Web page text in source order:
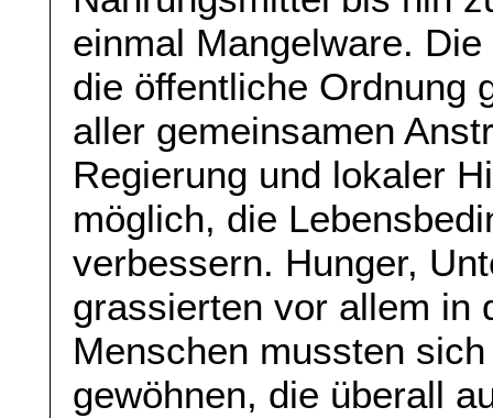
einmal Mangelware.
die öffentliche Ordnung
aller gemeinsamen
Regierung und lokaler
möglich, die
verbessern. Hunger,
grassierten vor allem in
Menschen mussten
gewöhnen, die überall